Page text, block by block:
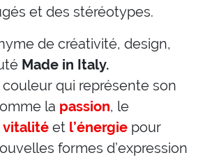
et des stéréotypes.
de créativité, design,
Made in Italy.
qui représente son
la passion, le
vitalité et l’énergie pour
formes d’expression